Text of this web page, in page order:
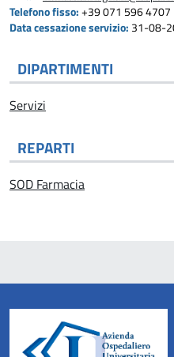
Telefono fisso: +39 071 596 4707
Data cessazione servizio: 31-08-
DIPARTIMENTI
Servizi
REPARTI
SOD Farmacia